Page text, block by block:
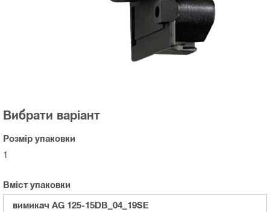
Вибрати варіант
Розмір упаковки
1
Вміст упаковки
вимикач AG 125-15DB_04_19SE